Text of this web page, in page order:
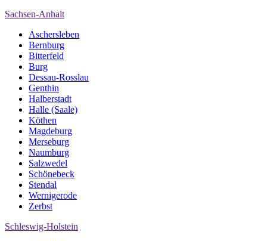
Sachsen-Anhalt
Aschersleben
Bernburg
Bitterfeld
Burg
Dessau-Rosslau
Genthin
Halberstadt
Halle (Saale)
Köthen
Magdeburg
Merseburg
Naumburg
Salzwedel
Schönebeck
Stendal
Wernigerode
Zerbst
Schleswig-Holstein